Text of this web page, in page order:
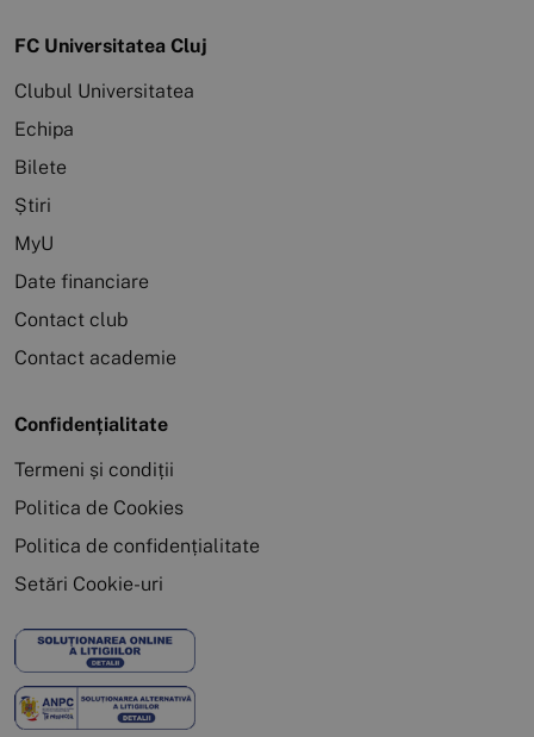
FC Universitatea Cluj
Clubul Universitatea
Echipa
Bilete
Știri
MyU
Date financiare
Contact club
Contact academie
Confidențialitate
Termeni și condiții
Politica de Cookies
Politica de confidențialitate
Setări Cookie-uri